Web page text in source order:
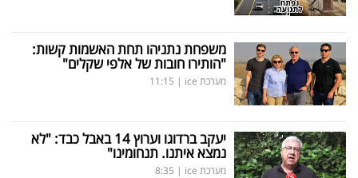
משפחת נתניהו תחת האשמות קשות:
"הותירו חובות של אלפי שקלים"
מערכת ice |
11:15
יעקב ברדוגו וערוץ 14 באבל כבד: "לא
נמצא איתנו. תנחומינו"
מערכת ice |
8:35